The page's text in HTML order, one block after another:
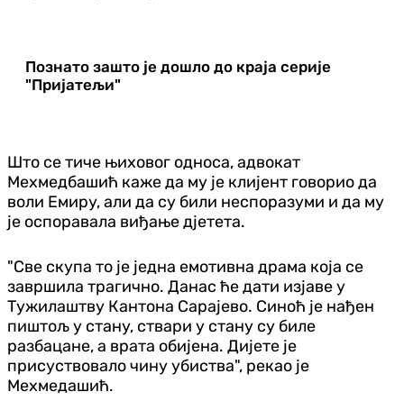
Познато зашто је дошло до краја серије
"Пријатељи"
Што се тиче њиховог односа, адвокат
Мехмедбашић каже да му је клијент говорио да
воли Емиру, али да су били неспоразуми и да му
је оспоравала виђање дјетета.
"Све скупа то је једна емотивна драма која се
завршила трагично. Данас ће дати изјаве у
Тужилаштву Кантона Сарајево. Синоћ је нађен
пиштољ у стану, ствари у стану су биле
разбацане, а врата обијена. Дијете је
присуствовало чину убиства", рекао је
Мехмедашић.